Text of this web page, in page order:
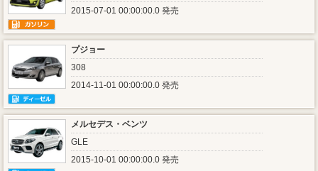
2015-07-01 00:00:00.0 発売
プジョー
308
2014-11-01 00:00:00.0 発売
メルセデス・ベンツ
GLE
2015-10-01 00:00:00.0 発売